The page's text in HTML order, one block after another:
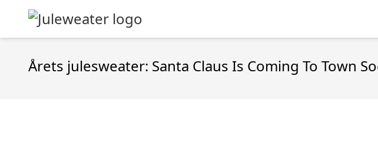
Årets julesweater: Santa Claus Is Coming To Town